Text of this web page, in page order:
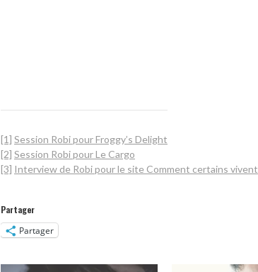
[1] Session Robi pour Froggy’s Delight
[2] Session Robi pour Le Cargo
[3] Interview de Robi pour le site Comment certains vivent
Partager
Partager